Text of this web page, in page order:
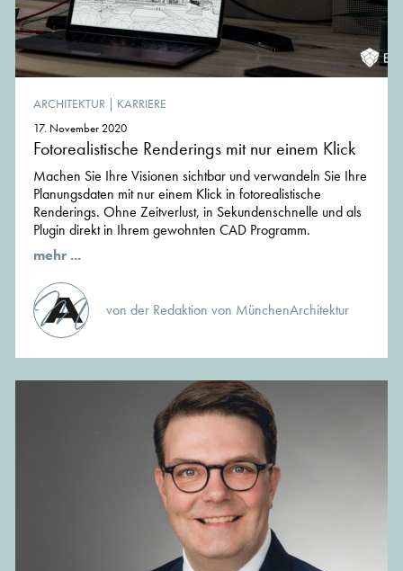
ARCHITEKTUR | KARRIERE
17. November 2020
Fotorealistische Renderings mit nur einem Klick
Machen Sie Ihre Visionen sichtbar und verwandeln Sie Ihre
Planungsdaten mit nur einem Klick in fotorealistische
Renderings. Ohne Zeitverlust, in Sekundenschnelle und als
Plugin direkt in Ihrem gewohnten CAD Programm.
mehr ...
von der Redaktion von MünchenArchitektur